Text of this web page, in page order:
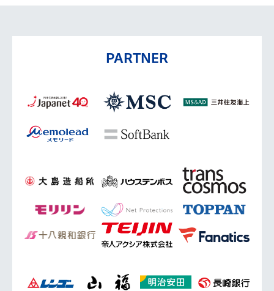
PARTNER